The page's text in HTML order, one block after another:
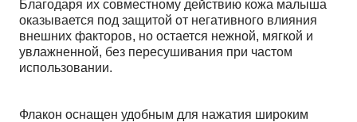
Благодаря их совместному действию кожа малыша
оказывается под защитой от негативного влияния
внешних факторов, но остается нежной, мягкой и
увлажненной, без пересушивания при частом
использовании.
Флакон оснащен удобным для нажатия широким